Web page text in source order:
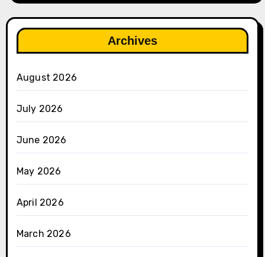
Archives
August 2026
July 2026
June 2026
May 2026
April 2026
March 2026